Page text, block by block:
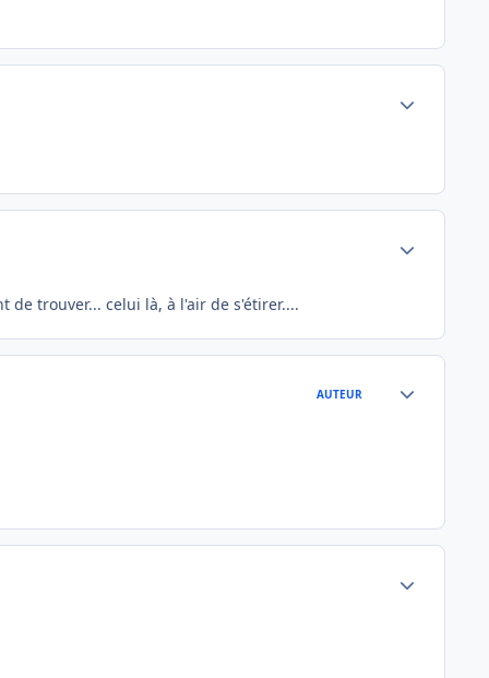
de trouver... celui là, à l'air de s'étirer....
AUTEUR